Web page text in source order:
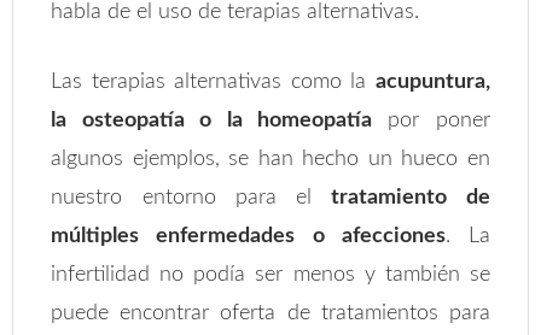
habla de el uso de terapias alternativas.
Las terapias alternativas como la acupuntura,
la osteopatía o la homeopatíapor poner
algunos ejemplos, se han hecho un hueco en
nuestro entorno para eltratamiento de
múltiples enfermedades o afecciones. La
infertilidad no podía ser menos y también se
puede encontrar oferta de tratamientos para